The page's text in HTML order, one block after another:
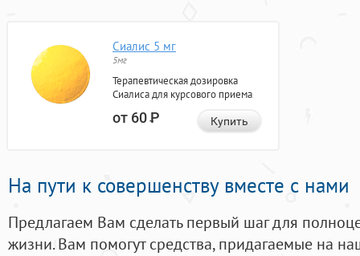
Сиалис 5 мг
5мг
Терапевтическая дозировка
Сиалиса для курсового приема
от 60Р Купить
На пути к совершенству вместе с нами
Предлагаем Вам сделать первый шаг для
жизни. Вам помогут средства, придагаемые на